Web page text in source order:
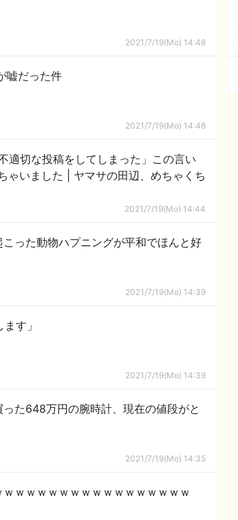
2021/7/19(Mo) 14:48
嘘だった件
2021/7/19(Mo) 14:48
適切な投稿をしてしまった」この言い
2021/7/19(Mo) 14:44
こった動物ハプニングが平和でほんと好
2021/7/19(Mo) 14:39
す」
2021/7/19(Mo) 14:39
った648万円の腕時計、現在の値段がと
2021/7/19(Mo) 14:35
ｗｗｗｗｗｗｗｗｗｗｗｗｗｗｗｗ